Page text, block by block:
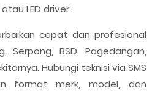
LED driver.
cepat dan profesional
Serpong, BSD, Pagedangan,
Hubungi teknisi via SMS
format merk, model, dan